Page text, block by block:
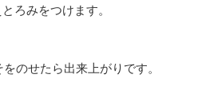
ろみをつけます。
のせたら出来上がりです。